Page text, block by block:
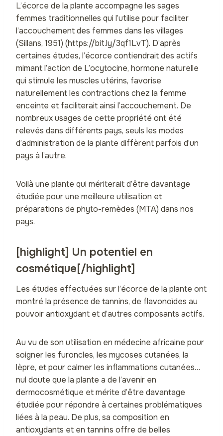
L’écorce de la plante accompagne les sages
femmes traditionnelles qui l’utilise pour faciliter
l’accouchement des femmes dans les villages
(Sillans, 1951) (https://bit.ly/3qf1LvT). D’après
certaines études, l’écorce contiendrait des actifs
mimant l’action de L’ocytocine, hormone naturelle
qui stimule les muscles utérins, favorise
naturellement les contractions chez la femme
enceinte et faciliterait ainsi l’accouchement. De
nombreux usages de cette propriété ont été
relevés dans différents pays, seuls les modes
d’administration de la plante diffèrent parfois d’un
pays à l’autre.
Voilà une plante qui mériterait d’être davantage
étudiée pour une meilleure utilisation et
préparations de phyto-remèdes (MTA) dans nos
pays.
[highlight] Un potentiel en
cosmétique[/highlight]
Les études effectuées sur l’écorce de la plante ont
montré la présence de tannins, de flavonoïdes au
pouvoir antioxydant et d’autres composants actifs.
Au vu de son utilisation en médecine africaine pour
soigner les furoncles, les mycoses cutanées, la
lèpre, et pour calmer les inflammations cutanées…
nul doute que la plante a de l’avenir en
dermocosmétique et mérite d’être davantage
étudiée pour répondre à certaines problématiques
liées à la peau. De plus, sa composition en
antioxydants et en tannins offre de belles